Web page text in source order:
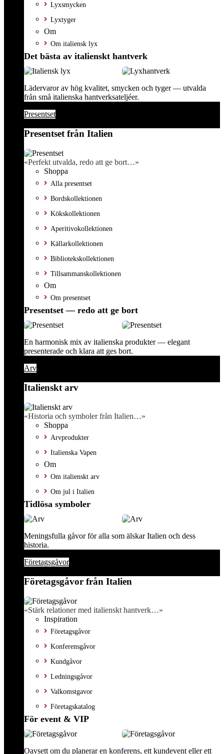
Lyxsmycken
Lyxtyger
Om
Om italiensk lyx
Det bästa av italienskt hantverk
Lädervaror av hög kvalitet, smycken och tyger — utvalda
från små italienska hantverksateljéer.
Presentset
Presentset från Italien
«Perfekt utvalda, redo att ge bort…»
Shoppa
Alla presentset
Bordskollektionen
Kökskollektionen
Aperitivokollektionen
Källarkollektionen
Bibliotekskollektionen
Tillsammanskollektionen
Om
Om presentset
Presentset — redo att ge bort
En harmonisk mix av italienska produkter — elegant
presenterade och klara att ges bort.
Arv
Italienskt arv
«Historia och symboler från Italien…»
Shoppa
Arvprodukter
Italienska Vapen
Om
Om italienskt arv
Om jul i Italien
Tidlösa symboler
Meningsfulla gåvor för alla som älskar Italien och dess
historia.
Företagsgåvor
Företagsgåvor från Italien
«Stärk relationer med italienskt hantverk…»
Inspiration
Företagsgåvor
Konferensgåvor
Kundgåvor
Ledningsgåvor
Valkomstgavor
Företagskatalog
För event & VIP
Oavsett om du planerar en konferens, ett kundevent eller ett